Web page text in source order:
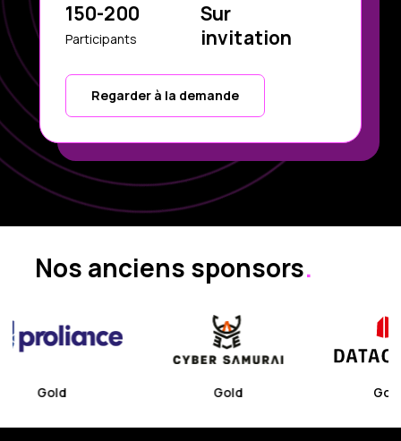
150-200
Participants
Sur
invitation
Regarder à la demande
Nos anciens sponsors.
Gold Gold Gold